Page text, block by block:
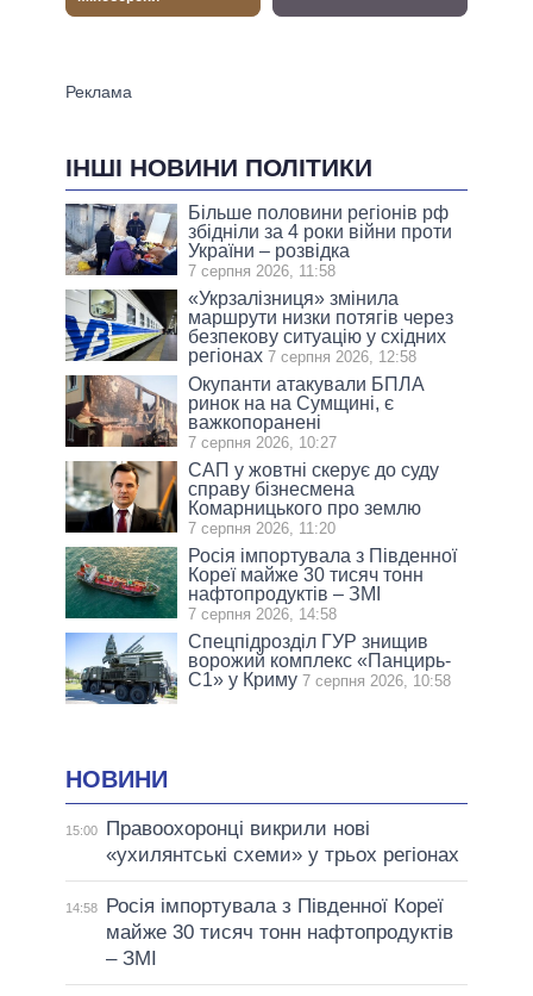
ІНШІ НОВИНИ ПОЛІТИКИ
Більше половини регіонів рф
збідніли за 4 роки війни проти
України – розвідка
7 серпня 2026, 11:58
«Укрзалізниця» змінила
маршрути низки потягів через
безпекову ситуацію у східних
регіонах 7 серпня 2026, 12:58
Окупанти атакували БПЛА
ринок на на Сумщині, є
важкопоранені
7 серпня 2026, 10:27
САП у жовтні скерує до суду
справу бізнесмена
Комарницького про землю
7 серпня 2026, 11:20
Росія імпортувала з Південної
Кореї майже 30 тисяч тонн
нафтопродуктів – ЗМІ
7 серпня 2026, 14:58
Спецпідрозділ ГУР знищив
ворожий комплекс «Панцирь-
С1» у Криму 7 серпня 2026, 10:58
НОВИНИ
15:00
Правоохоронці викрили нові
«ухилянтські схеми» у трьох регіонах
14:58
Росія імпортувала з Південної Кореї
майже 30 тисяч тонн нафтопродуктів
– ЗМІ